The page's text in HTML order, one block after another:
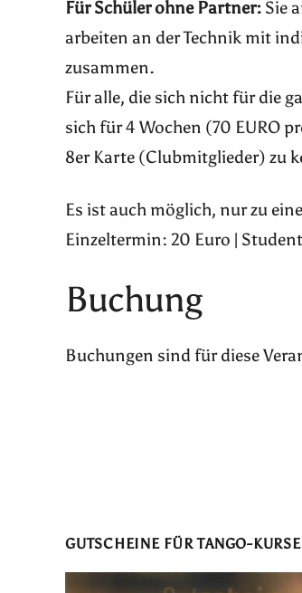
Für Schüler ohne Partner: Sie
arbeiten an der Technik mit
zusammen.
Für alle, die sich nicht für die
sich für 4 Wochen (70 EURO
8er Karte (Clubmitglieder) zu
Es ist auch möglich, nur zu
Einzeltermin: 20 Euro |
Buchung
Buchungen sind für diese
GUTSCHEINE FÜR TANGO-KURSE